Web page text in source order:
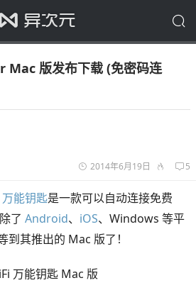
Mac 版发布下载 (免密码连
2014年6月19日 5
万能钥匙是一款可以自动连接免费
了 Android、 iOS、Windows 等平
其推出的 Mac 版了！